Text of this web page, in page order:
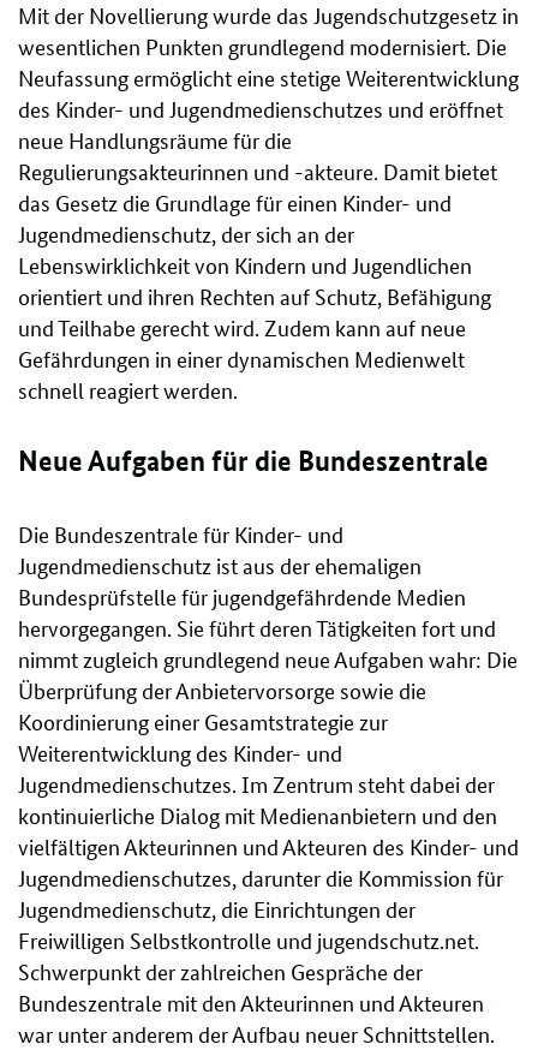
Mit der Novellierung wurde das Jugendschutzgesetz in
wesentlichen Punkten grundlegend modernisiert. Die
Neufassung ermöglicht eine stetige Weiterentwicklung
des Kinder- und Jugendmedienschutzes und eröffnet
neue Handlungsräume für die
Regulierungsakteurinnen und -akteure. Damit bietet
das Gesetz die Grundlage für einen Kinder- und
Jugendmedienschutz, der sich an der
Lebenswirklichkeit von Kindern und Jugendlichen
orientiert und ihren Rechten auf Schutz, Befähigung
und Teilhabe gerecht wird. Zudem kann auf neue
Gefährdungen in einer dynamischen Medienwelt
schnell reagiert werden.
Neue Aufgaben für die Bundeszentrale
Die Bundeszentrale für Kinder- und
Jugendmedienschutz ist aus der ehemaligen
Bundesprüfstelle für jugendgefährdende Medien
hervorgegangen. Sie führt deren Tätigkeiten fort und
nimmt zugleich grundlegend neue Aufgaben wahr: Die
Überprüfung der Anbietervorsorge sowie die
Koordinierung einer Gesamtstrategie zur
Weiterentwicklung des Kinder- und
Jugendmedienschutzes. Im Zentrum steht dabei der
kontinuierliche Dialog mit Medienanbietern und den
vielfältigen Akteurinnen und Akteuren des Kinder- und
Jugendmedienschutzes, darunter die Kommission für
Jugendmedienschutz, die Einrichtungen der
Freiwilligen Selbstkontrolle und jugendschutz.net.
Schwerpunkt der zahlreichen Gespräche der
Bundeszentrale mit den Akteurinnen und Akteuren
war unter anderem der Aufbau neuer Schnittstellen.